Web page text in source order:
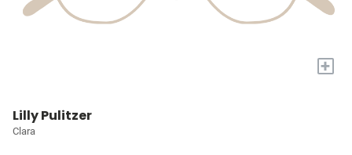
+
Lilly Pulitzer
Clara